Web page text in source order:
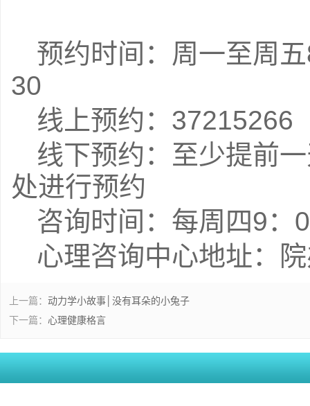
预约时间：周一至周
30
线上预约：37215266
线下预约：至少提前
处进行预约
咨询时间：每周四9：
心理咨询中心地址：
上一篇： 动力学小故事│没有耳朵的小兔子
下一篇： 心理健康格言